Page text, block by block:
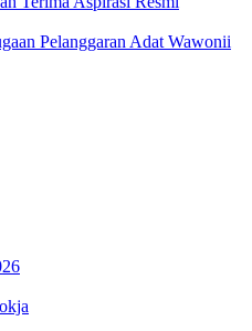
Pelanggaran Adat Wawonii